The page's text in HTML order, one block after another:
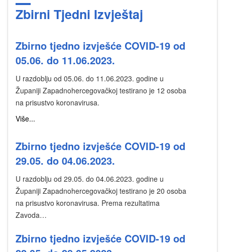
Zbirni Tjedni Izvještaj
Zbirno tjedno izvješće COVID-19 od
05.06. do 11.06.2023.
U razdoblju od 05.06. do 11.06.2023. godine u
Županiji Zapadnohercegovačkoj testirano je 12 osoba
na prisustvo koronavirusa.
Više...
Zbirno tjedno izvješće COVID-19 od
29.05. do 04.06.2023.
U razdoblju od 29.05. do 04.06.2023. godine u
Županiji Zapadnohercegovačkoj testirano je 20 osoba
na prisustvo koronavirusa. Prema rezultatima
Zavoda…
Zbirno tjedno izvješće COVID-19 od